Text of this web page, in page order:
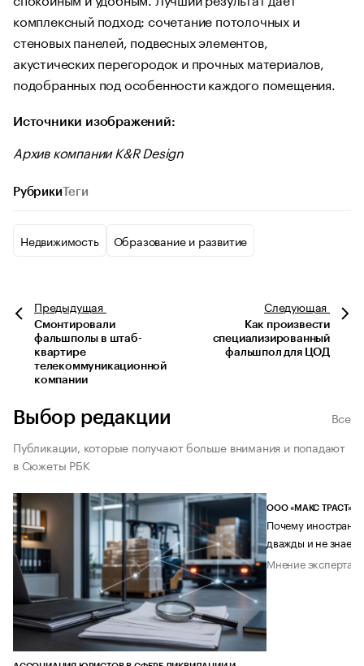
комплексный подход: сочетание потолочных и
стеновых панелей, подвесных элементов,
акустических перегородок и прочных материалов,
подобранных под особенности каждого помещения.
Источники изображений:
Архив компании K&R Design
Рубрики Теги
Недвижимость Образование и развитие
Предыдущая
Смонтировали
фальшполы в штаб-
квартире
телекоммуникационной
компании
Следующая
Как произвести
специализированный
фальшпол для ЦОД
Выбор редакции
Все
Публикации, которые получают больше внимания и попадают
в Сюжеты РБК
ООО «МАКС ТРАСТ»
Почему
дважды и не знает
Мнение эксперта